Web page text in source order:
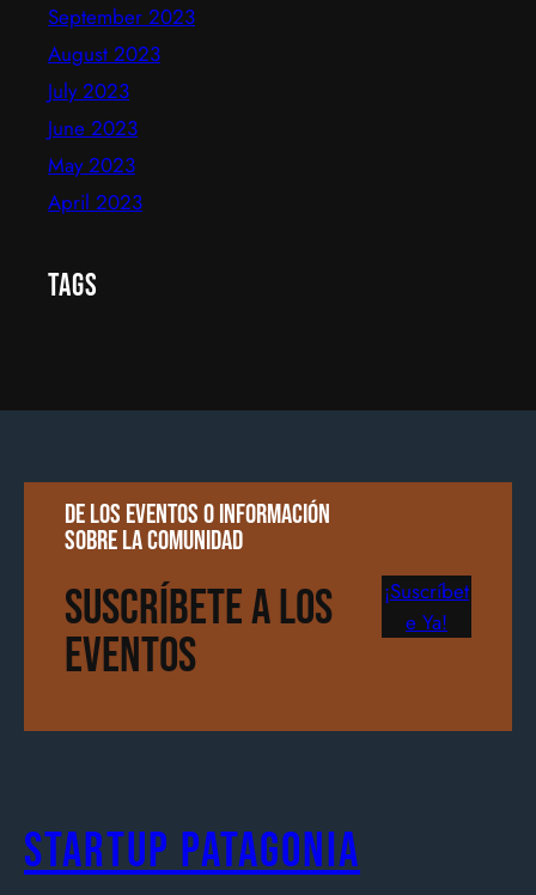
September 2023
August 2023
July 2023
June 2023
May 2023
April 2023
Tags
De los eventos o información
sobre la comunidad
Suscríbete a los
Eventos
¡Suscríbet
e Ya!
Startup Patagonia